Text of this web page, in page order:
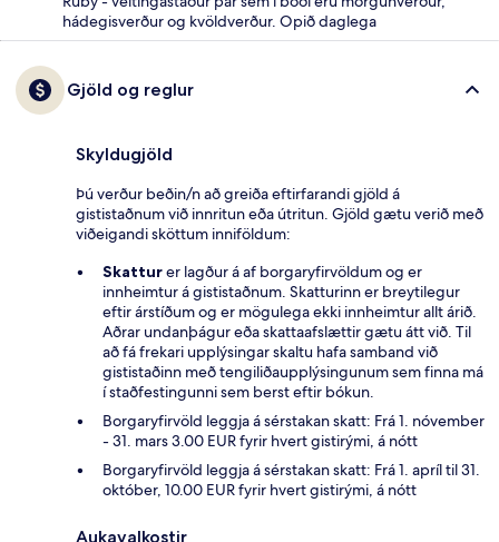
hádegisverður og kvöldverður. Opið daglega
Gjöld og reglur
Skyldugjöld
Þú verður beðin/n að greiða eftirfarandi gjöld á
gististaðnum við innritun eða útritun. Gjöld gætu verið með
viðeigandi sköttum inniföldum:
Skatturer lagður á af borgaryfirvöldum og er
innheimtur á gististaðnum. Skatturinn er breytilegur
eftir árstíðum og er mögulega ekki innheimtur allt árið.
Aðrar undanþágur eða skattaafslættir gætu átt við. Til
að fá frekari upplýsingar skaltu hafa samband við
gististaðinn með tengiliðaupplýsingunum sem finna má
í staðfestingunni sem berst eftir bókun.
Borgaryfirvöld leggja á sérstakan skatt: Frá 1. nóvember
- 31. mars 3.00 EUR fyrir hvert gistirými, á nótt
Borgaryfirvöld leggja á sérstakan skatt: Frá 1. apríl til 31.
október, 10.00 EUR fyrir hvert gistirými, á nótt
Aukavalkostir